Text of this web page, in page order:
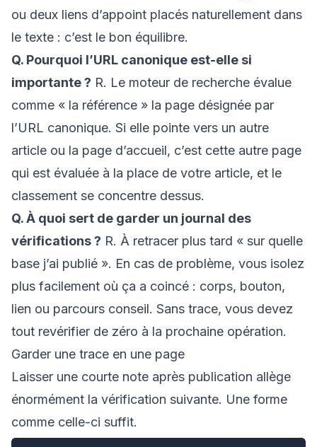
ou deux liens d’appoint placés naturellement dans
le texte : c’est le bon équilibre.
Q. Pourquoi l’URL canonique est-elle si
importante ? R. Le moteur de recherche évalue
comme « la référence » la page désignée par
l’URL canonique. Si elle pointe vers un autre
article ou la page d’accueil, c’est cette autre page
qui est évaluée à la place de votre article, et le
classement se concentre dessus.
Q. À quoi sert de garder un journal des
vérifications ? R. À retracer plus tard « sur quelle
base j’ai publié ». En cas de problème, vous isolez
plus facilement où ça a coincé : corps, bouton,
lien ou parcours conseil. Sans trace, vous devez
tout revérifier de zéro à la prochaine opération.
Garder une trace en une page
Laisser une courte note après publication allège
énormément la vérification suivante. Une forme
comme celle-ci suffit.